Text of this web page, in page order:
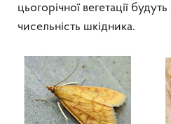
цьогорічної вегетації
чисельність шкідника.